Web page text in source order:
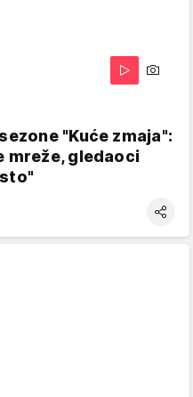
"Kuće zmaja":
mreže, gledaoci